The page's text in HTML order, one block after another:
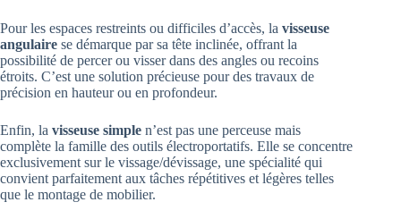
Pour les espaces restreints ou difficiles d’accès, la visseuse
angulaire se démarque par sa tête inclinée, offrant la
possibilité de percer ou visser dans des angles ou recoins
étroits. C’est une solution précieuse pour des travaux de
précision en hauteur ou en profondeur.
Enfin, la visseuse simple n’est pas une perceuse mais
complète la famille des outils électroportatifs. Elle se concentre
exclusivement sur le vissage/dévissage, une spécialité qui
convient parfaitement aux tâches répétitives et légères telles
que le montage de mobilier.